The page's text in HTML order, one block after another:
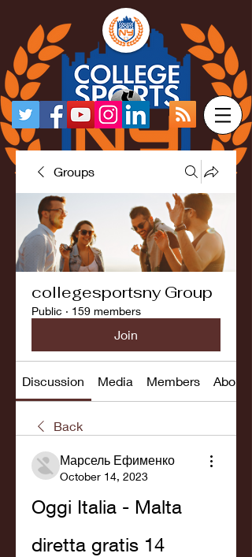
Groups
collegesportsny Group
Public · 159 members
Join
Discussion Media Members About
Back
Марсель Ефименко
October 14, 2023
Oggi Italia - Malta
diretta gratis 14